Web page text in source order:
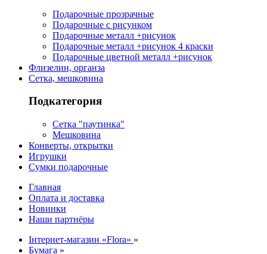
Подарочные прозрачные
Подарочные с рисунком
Подарочные металл +рисунок
Подарочные металл +рисунок 4 краски
Подарочные цветной металл +рисунок
Флизелин, органза
Сетка, мешковина
Подкатегория
Сетка "паутинка"
Мешковина
Конверты, открытки
Игрушки
Сумки подарочные
Главная
Оплата и доставка
Новинки
Наши партнёры
Інтернет-магазин «Flora» »
Бумага »